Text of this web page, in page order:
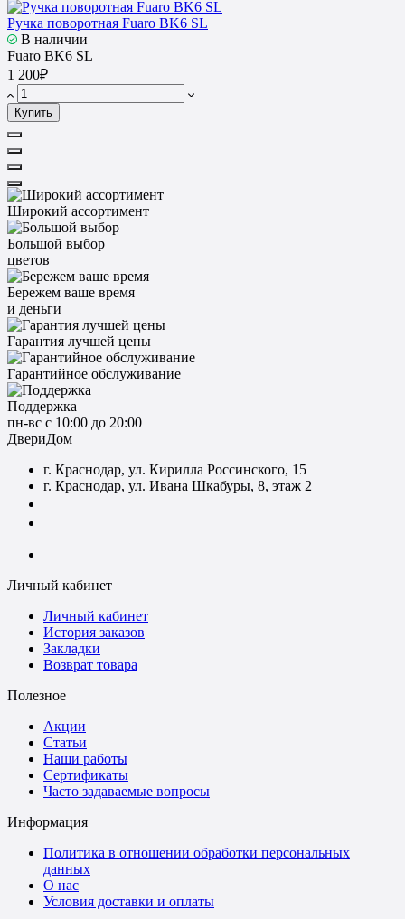
Ручка поворотная Fuaro BK6 SL
В наличии
Fuaro BK6 SL
1 200₽
Купить
Широкий ассортимент
Большой выбор
цветов
Бережем ваше время
и деньги
Гарантия лучшей цены
Гарантийное обслуживание
Поддержка
пн-вс с 10:00 до 20:00
ДвериДом
г. Краснодар, ул. Кирилла Россинского, 15
г. Краснодар, ул. Ивана Шкабуры, 8, этаж 2
Личный кабинет
Личный кабинет
История заказов
Закладки
Возврат товара
Полезное
Акции
Статьи
Наши работы
Сертификаты
Часто задаваемые вопросы
Информация
Политика в отношении обработки персональных
данных
О нас
Условия доставки и оплаты